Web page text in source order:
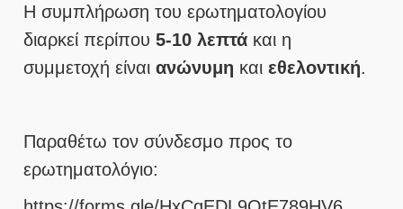
Η συμπλήρωση του ερωτηματολογίου
διαρκεί περίπου 5-10 λεπτά και η
συμμετοχή είναι ανώνυμη και εθελοντική.
Παραθέτω τον σύνδεσμο προς το
ερωτηματολόγιο: